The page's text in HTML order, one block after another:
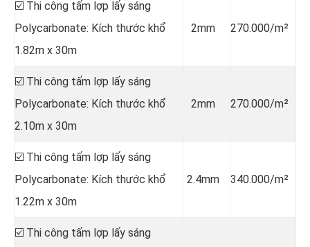
☑️ Thi công tấm lợp lấy sáng
Polycarbonate: Kích thước khổ
1.82m x 30m
2mm 270.000/m²
☑️ Thi công tấm lợp lấy sáng
Polycarbonate: Kích thước khổ
2.10m x 30m
2mm 270.000/m²
☑️ Thi công tấm lợp lấy sáng
Polycarbonate: Kích thước khổ
1.22m x 30m
2.4mm 340.000/m²
☑️ Thi công tấm lợp lấy sáng